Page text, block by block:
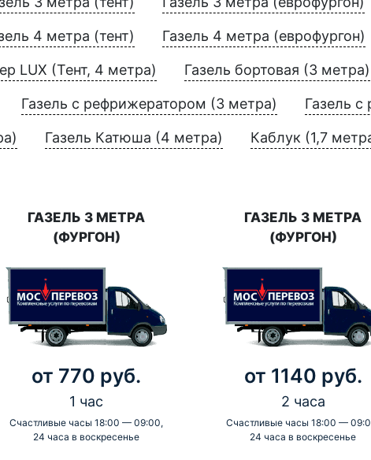
4 метра (тент) Газель 4 метра (еврофургон)
LUX (Тент, 4 метра) Газель бортовая (3 метра)
Газель с рефрижератором (3 метра) Газель
Газель Катюша (4 метра) Каблук (1,7
ГАЗЕЛЬ 3 МЕТРА
(ФУРГОН)
от 770 руб.
1 час
Счастливые часы 18:00 — 09:00,
24 часа в воскресенье
-
ГАЗЕЛЬ 3 МЕТРА
(ФУРГОН)
от 1140 руб.
2 часа
Счастливые часы 18:00 —
24 часа в воскресенье
-